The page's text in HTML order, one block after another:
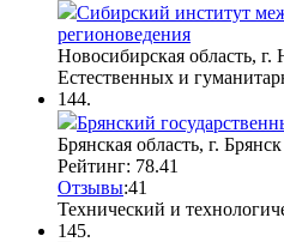
Сибирский институт
регионоведения
Новосибирская область, г.
Естественных и
144.
Брянский
Брянская область, г. Брянск
Рейтинг: 78.41
Отзывы:41
Технический и
145.